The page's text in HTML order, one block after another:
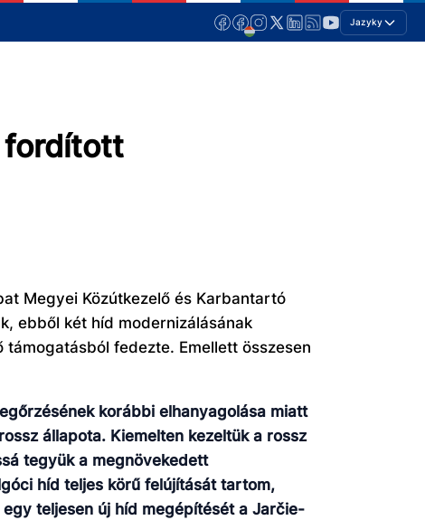
Jazyky
fordított
Megyei Közútkezelő és Karbantartó
ebből két híd modernizálásának
fedezte. Emellett összesen
korábbi elhanyagolása miatt
állapota. Kiemelten kezeltük a rossz
tegyük a megnövekedett
híd teljes körű felújítását tartom,
teljesen új híd megépítését a Jarčie-